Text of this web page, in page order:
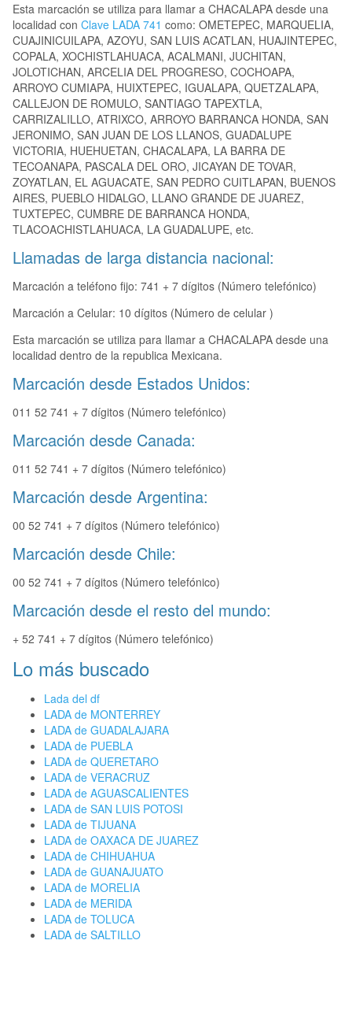
Esta marcación se utiliza para llamar a CHACALAPA desde una
localidad con Clave LADA 741 como: OMETEPEC, MARQUELIA,
CUAJINICUILAPA, AZOYU, SAN LUIS ACATLAN, HUAJINTEPEC,
COPALA, XOCHISTLAHUACA, ACALMANI, JUCHITAN,
JOLOTICHAN, ARCELIA DEL PROGRESO, COCHOAPA,
ARROYO CUMIAPA, HUIXTEPEC, IGUALAPA, QUETZALAPA,
CALLEJON DE ROMULO, SANTIAGO TAPEXTLA,
CARRIZALILLO, ATRIXCO, ARROYO BARRANCA HONDA, SAN
JERONIMO, SAN JUAN DE LOS LLANOS, GUADALUPE
VICTORIA, HUEHUETAN, CHACALAPA, LA BARRA DE
TECOANAPA, PASCALA DEL ORO, JICAYAN DE TOVAR,
ZOYATLAN, EL AGUACATE, SAN PEDRO CUITLAPAN, BUENOS
AIRES, PUEBLO HIDALGO, LLANO GRANDE DE JUAREZ,
TUXTEPEC, CUMBRE DE BARRANCA HONDA,
TLACOACHISTLAHUACA, LA GUADALUPE, etc.
Llamadas de larga distancia nacional:
Marcación a teléfono fijo: 741 + 7 dígitos (Número telefónico)
Marcación a Celular: 10 dígitos (Número de celular )
Esta marcación se utiliza para llamar a CHACALAPA desde una
localidad dentro de la republica Mexicana.
Marcación desde Estados Unidos:
011 52 741 + 7 dígitos (Número telefónico)
Marcación desde Canada:
011 52 741 + 7 dígitos (Número telefónico)
Marcación desde Argentina:
00 52 741 + 7 dígitos (Número telefónico)
Marcación desde Chile:
00 52 741 + 7 dígitos (Número telefónico)
Marcación desde el resto del mundo:
+ 52 741 + 7 dígitos (Número telefónico)
Lo más buscado
Lada del df
LADA de MONTERREY
LADA de GUADALAJARA
LADA de PUEBLA
LADA de QUERETARO
LADA de VERACRUZ
LADA de AGUASCALIENTES
LADA de SAN LUIS POTOSI
LADA de TIJUANA
LADA de OAXACA DE JUAREZ
LADA de CHIHUAHUA
LADA de GUANAJUATO
LADA de MORELIA
LADA de MERIDA
LADA de TOLUCA
LADA de SALTILLO